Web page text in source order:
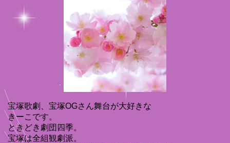
宝塚歌劇、宝塚OGさん舞台が大好きな
きーこです。
ときどき劇団四季。
宝塚は全組観劇派。